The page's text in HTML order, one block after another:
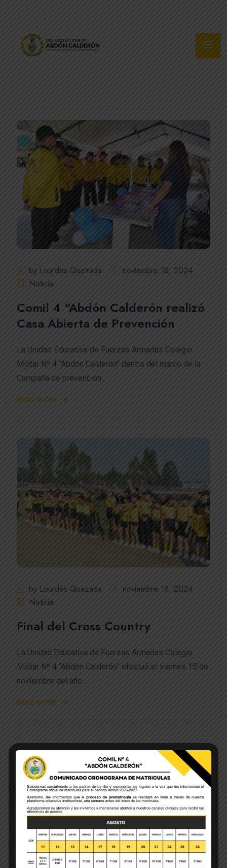
by Lourdes Quezada
noviembre 18, 2024
Noticia
Comil 4 “Abdón Calderón realizó
Casa Abierta de Prevención
La Unidad Educativa de Fuerzas Armadas Colegio
Militar Nº 4 “Abdón Calderón” dentro del marco de la
Campaña de prevención...
READ MORE
by Lourdes Quezada
noviembre 18, 2024
Noticia
Final del Cross Country
La Unidad Educativa de Fuerzas Armadas Colegio
Militar Nº 4 “Abdón Calderón” efectuó el viernes 15 de
noviembre del año...
READ MORE